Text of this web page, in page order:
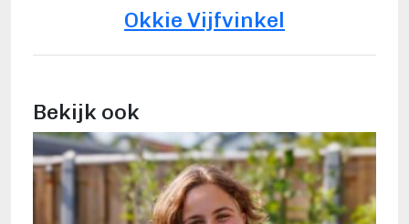
Okkie Vijfvinkel
Bekijk ook